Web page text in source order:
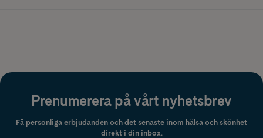
Prenumerera på vårt nyhetsbrev
Få personliga erbjudanden och det senaste inom hälsa och skönhet
direkt i din inbox.